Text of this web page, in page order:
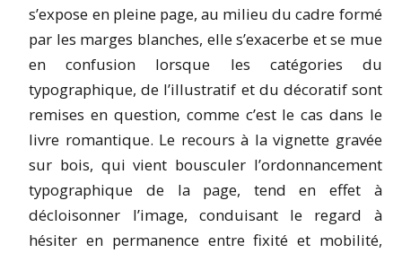
s’expose en pleine page, au milieu du cadre formé
par les marges blanches, elle s’exacerbe et se mue
en confusion lorsque les catégories du
typographique, de l’illustratif et du décoratif sont
remises en question, comme c’est le cas dans le
livre romantique. Le recours à la vignette gravée
sur bois, qui vient bousculer l’ordonnancement
typographique de la page, tend en effet à
décloisonner l’image, conduisant le regard à
hésiter en permanence entre fixité et mobilité,